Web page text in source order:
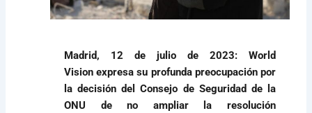
Madrid, 12 de julio de 2023:
World
Vision expresa su profunda preocupación por
la decisión del Consejo de Seguridad de la
ONU de no ampliar la resolución